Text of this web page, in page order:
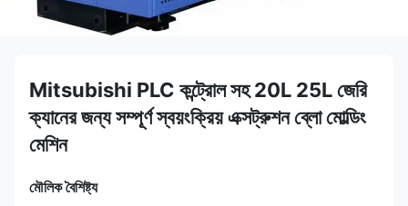
Mitsubishi PLC কন্ট্রোল সহ 20L 25L জেরি
ক্যানের জন্য সম্পূর্ণ স্বয়ংক্রিয় এক্সট্রুশন ব্লো মোল্ডিং
মেশিন
মৌলিক বৈশিষ্ট্য